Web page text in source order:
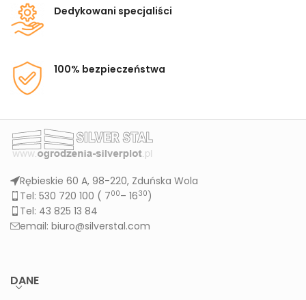
Dedykowani specjaliści
100% bezpieczeństwa
Rębieskie 60 A, 98-220, Zduńska Wola
Tel: 530 720 100 ( 700– 1630)
Tel: 43 825 13 84
email: biuro@silverstal.com
DANE